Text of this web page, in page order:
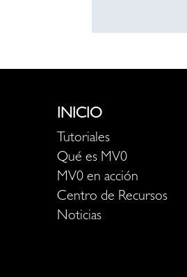
INICIO
Tutoriales
Qué es MV0
MV0 en acción
Centro de Recursos
Noticias